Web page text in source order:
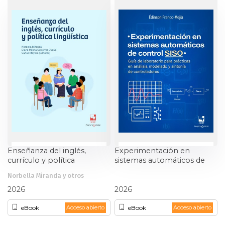
Historia
Ingeniería
Lenguas
Literatura
Medioambiente
Música
Narcotráfico
Enseñanza del inglés,
currículo y política
Norbella Miranda y otros
2026
eBook Acceso abierto
Experimentación en
sistemas automáticos de
2026
eBook Acceso abierto